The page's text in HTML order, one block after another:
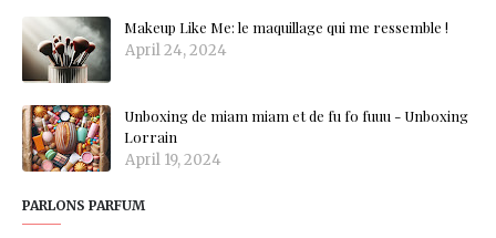
Makeup Like Me: le maquillage qui me ressemble !
April 24, 2024
Unboxing de miam miam et de fu fo fuuu - Unboxing
Lorrain
April 19, 2024
PARLONS PARFUM